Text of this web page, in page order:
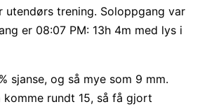
trening. Soloppgang var
er 08:07 PM: 13h 4m med lys i
sjanse, og så mye som 9 mm.
komme rundt 15, så få gjort